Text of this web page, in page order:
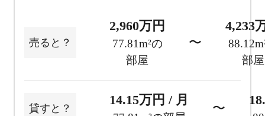
売ると？
2,960万円
77.81m²の
部屋
〜
4,233
部屋
貸すと？
14.15万円 / 月
〜